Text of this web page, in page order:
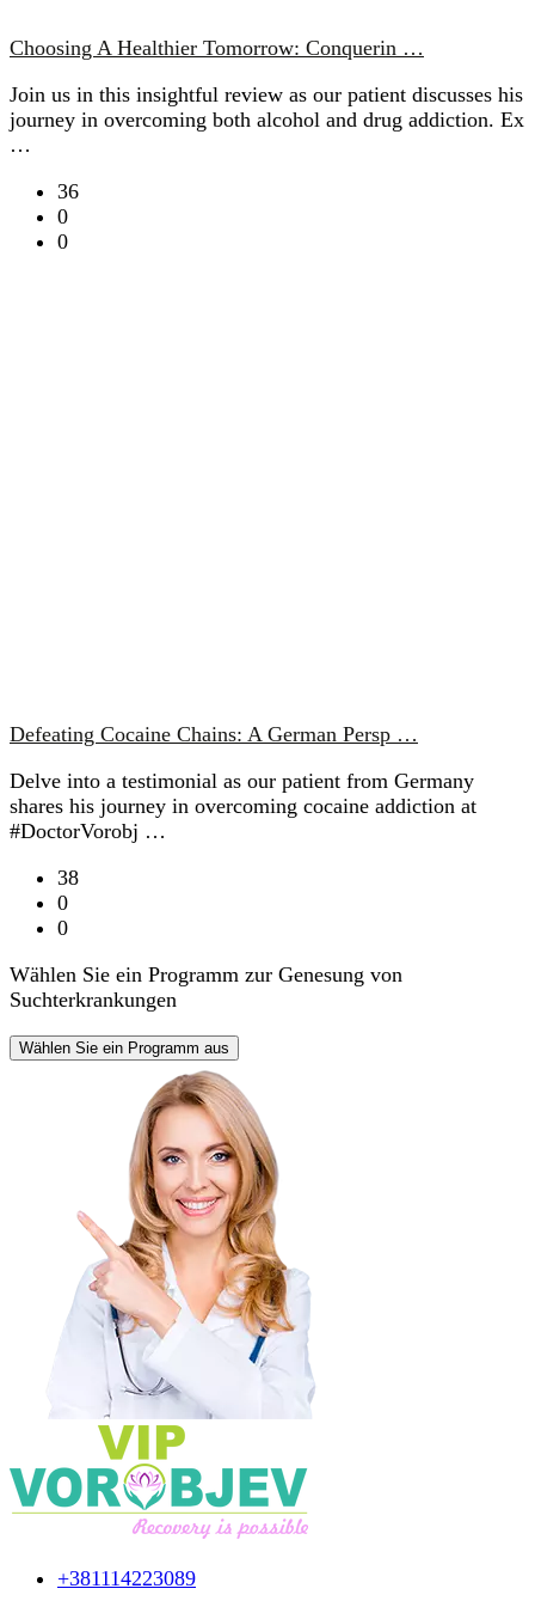
Choosing A Healthier Tomorrow: Conquerin …
Join us in this insightful review as our patient discusses his
journey in overcoming both alcohol and drug addiction. Ex
…
36
0
0
Defeating Cocaine Chains: A German Persp …
Delve into a testimonial as our patient from Germany
shares his journey in overcoming cocaine addiction at
#DoctorVorobj …
38
0
0
Wählen Sie ein Programm zur Genesung von
Suchterkrankungen
Wählen Sie ein Programm aus
+381114223089